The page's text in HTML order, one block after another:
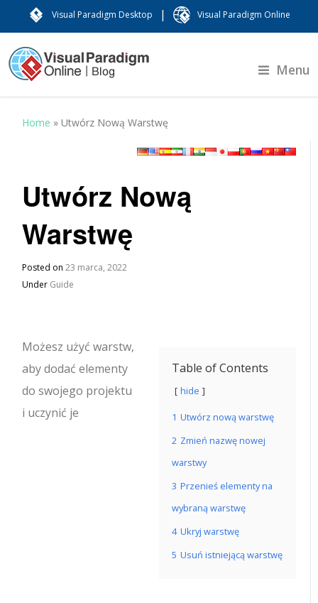
Visual Paradigm Desktop | Visual Paradigm Online
Menu
Home »Utwórz Nową Warstwę
Utwórz Nową
Warstwę
Posted on23 marca, 2022
Under Guide
Table of Contents
hide
1 Utwórz nową warstwę
2 Zmień nazwę nowej
warstwy
3 Przenieś elementy na
wybraną warstwę
4 Ukryj warstwę
5 Usuń istniejącą warstwę
Możesz użyć warstw,
aby dodać elementy
do swojego projektu
i uczynić je